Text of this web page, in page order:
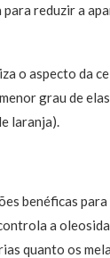
reduzir a
o aspecto da
grau de
laranja).
benéficas
a
quanto os